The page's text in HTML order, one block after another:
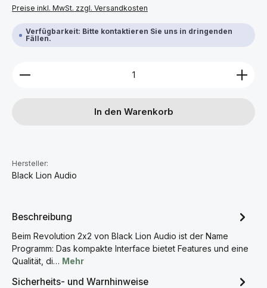
Preise inkl. MwSt. zzgl. Versandkosten
Verfügbarkeit: Bitte kontaktieren Sie uns in dringenden
Fällen.
Produkt Anzahl: Gib den gewünschten Wert ein
In den Warenkorb
Hersteller:
Black Lion Audio
Beschreibung
Beim Revolution 2x2 von Black Lion Audio ist der Name
Programm: Das kompakte Interface bietet Features und eine
Qualität, di… Mehr
Sicherheits- und Warnhinweise